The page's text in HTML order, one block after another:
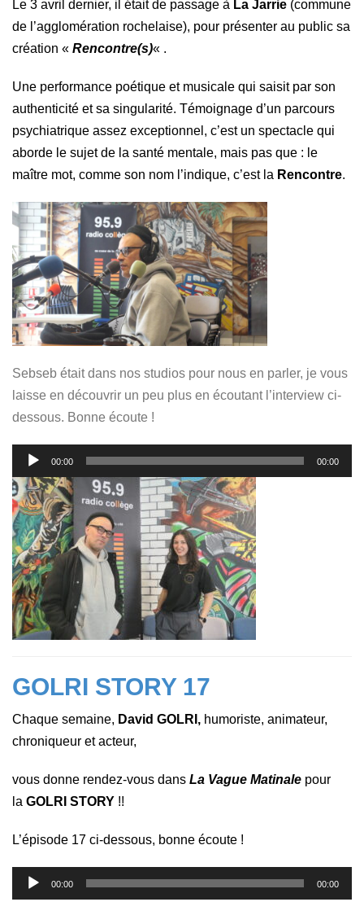
Le 3 avril dernier, il était de passage à La Jarrie (commune
de l’agglomération rochelaise), pour présenter au public sa
création « Rencontre(s)« .
Une performance poétique et musicale qui saisit par son
authenticité et sa singularité. Témoignage d’un parcours
psychiatrique assez exceptionnel, c’est un spectacle qui
aborde le sujet de la santé mentale, mais pas que : le
maître mot, comme son nom l’indique, c’est la Rencontre.
Sebseb était dans nos studios pour nous en parler, je vous
laisse en découvrir un peu plus en écoutant l’interview ci-
dessous. Bonne écoute !
Lecteur
audio
00:00 00:00
GOLRI STORY 17
Chaque semaine, David GOLRI, humoriste, animateur,
chroniqueur et acteur,
vous donne rendez-vous dans La Vague Matinale pour
la GOLRI STORY !!
L’épisode 17 ci-dessous, bonne écoute !
Lecteur
audio
00:00 00:00